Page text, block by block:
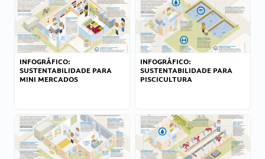
INFOGRÁFICO:
SUSTENTABILIDADE PARA
MINI MERCADOS
INFOGRÁFICO:
SUSTENTABILIDADE PARA
PISCICULTURA